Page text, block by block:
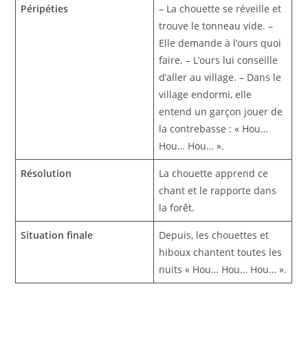
Péripéties
– La chouette se réveille et
trouve le tonneau vide. –
Elle demande à l’ours quoi
faire. – L’ours lui conseille
d’aller au village. – Dans le
village endormi, elle
entend un garçon jouer de
la contrebasse : « Hou…
Hou… Hou… ».
Résolution
La chouette apprend ce
chant et le rapporte dans
la forêt.
Situation finale
Depuis, les chouettes et
hiboux chantent toutes les
nuits « Hou… Hou… Hou… ».